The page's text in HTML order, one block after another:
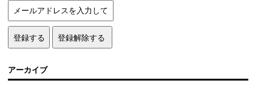
アーカイブ